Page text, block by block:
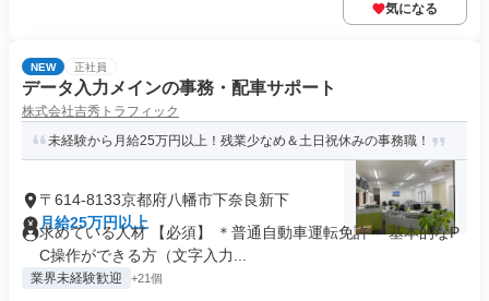
気になる
NEW 正社員
データ入力メインの事務・配車サポート
株式会社吉秀トラフィック
未経験から月給25万円以上！残業少なめ＆土日祝休みの事務職！
〒614-8133京都府八幡市下奈良新下
月給25万円以上
求めている人材 【必須】 ＊普通自動車運転免許 ＊基本的なP
C操作ができる方（文字入力...
業界未経験歓迎 +21個